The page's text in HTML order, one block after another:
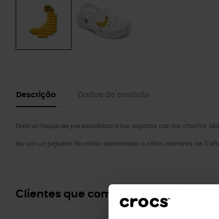
Descrição
Dale un toque de personalidad a tus zapatos con los charms
No son un juguete. No están destinados a niños menores de 3
Clientes que compraram este